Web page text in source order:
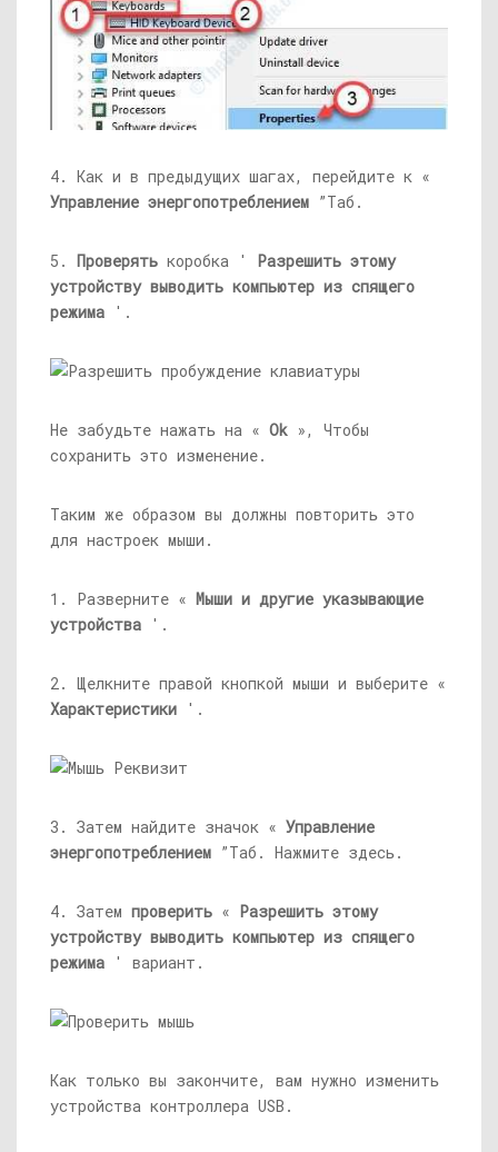
4. Как и в предыдущих шагах, перейдите к «
Управление энергопотреблением ”Таб.
5. Проверять коробка '
Разрешить этому
устройству выводить компьютер из спящего
режима '.
Не забудьте нажать на « Ok », Чтобы
сохранить это изменение.
Таким же образом вы должны повторить это
для настроек мыши.
1. Разверните « Мыши и другие указывающие
устройства '.
2. Щелкните правой кнопкой мыши и выберите «
Характеристики '.
3. Затем найдите значок « Управление
энергопотреблением ”Таб. Нажмите здесь.
4. Затем проверить « Разрешить этому
устройству выводить компьютер из спящего
режима ' вариант.
Как только вы закончите, вам нужно изменить
устройства контроллера USB.